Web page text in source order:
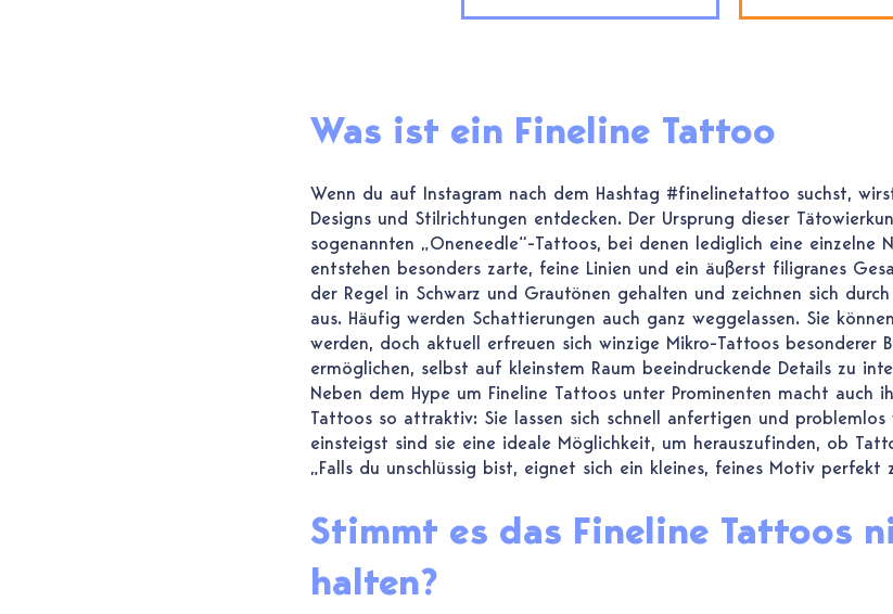
Was ist ein Fineline Tattoo
Wenn du auf Instagram nach dem Hashtag #finelinetattoo suchst,
Designs und Stilrichtungen entdecken. Der Ursprung dieser
sogenannten „Oneneedle“-Tattoos, bei denen lediglich eine einzelne
entstehen besonders zarte, feine Linien und ein äußerst filigranes
der Regel in Schwarz und Grautönen gehalten und zeichnen sich
aus. Häufig werden Schattierungen auch ganz weggelassen. Sie
werden, doch aktuell erfreuen sich winzige Mikro-Tattoos besonderer
ermöglichen, selbst auf kleinstem Raum beeindruckende Details zu
Neben dem Hype um Fineline Tattoos unter Prominenten macht auch
Tattoos so attraktiv: Sie lassen sich schnell anfertigen und
einsteigst sind sie eine ideale Möglichkeit, um herauszufinden, ob
„Falls du unschlüssig bist, eignet sich ein kleines, feines Motiv perfekt
Stimmt es das Fineline Tattoos
halten?